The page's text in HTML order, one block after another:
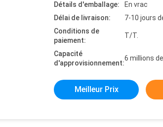
Détails d'emballage:
En vrac
Délai de livraison:
7-10 jours
Conditions de
paiement:
T/T.
Capacité
d'approvisionnement:
6 millions
Meilleur Prix